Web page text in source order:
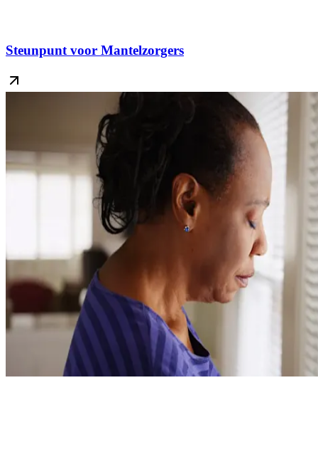
Steunpunt voor Mantelzorgers